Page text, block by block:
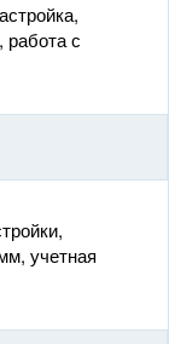
работа с
учетная